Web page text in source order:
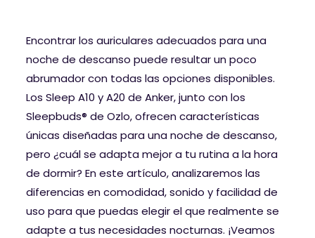
Encontrar los auriculares adecuados para una
noche de descanso puede resultar un poco
abrumador con todas las opciones disponibles.
Los Sleep A10 y A20 de Anker, junto con los
Sleepbuds® de Ozlo, ofrecen características
únicas diseñadas para una noche de descanso,
pero ¿cuál se adapta mejor a tu rutina a la hora
de dormir? En este artículo, analizaremos las
diferencias en comodidad, sonido y facilidad de
uso para que puedas elegir el que realmente se
adapte a tus necesidades nocturnas. ¡Veamos